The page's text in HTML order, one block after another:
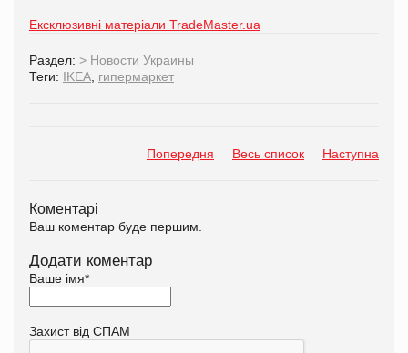
Ексклюзивні матеріали TradeMaster.ua
Раздел: > Новости Украины
Теги: IKEA гипермаркет
Попередня Весь список Наступна
Коментарі
Ваш коментар буде першим.
Додати коментар
Ваше імя*
Захист від СПАМ